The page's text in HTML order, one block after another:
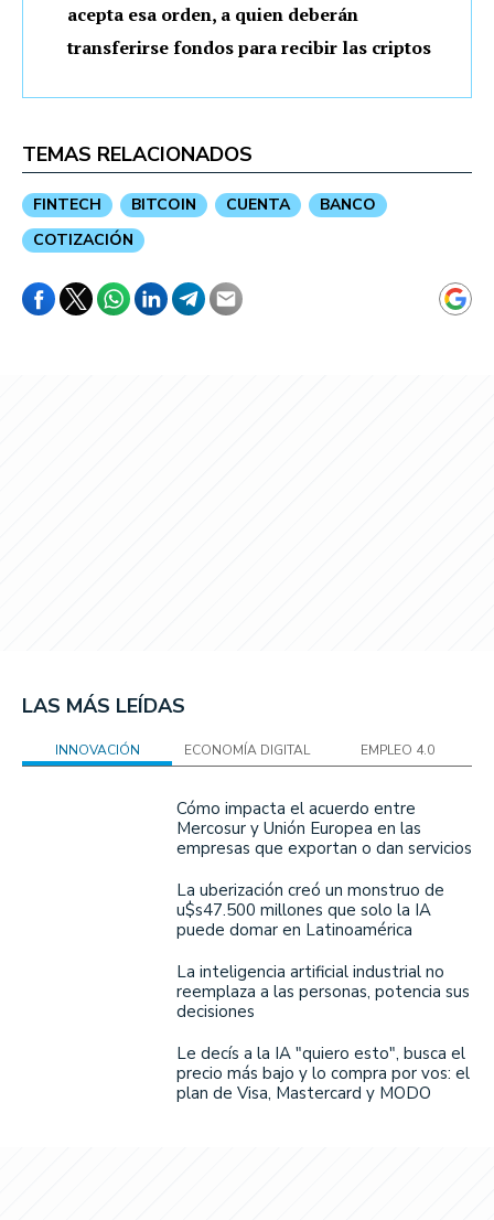
acepta esa orden, a quien deberán
transferirse fondos para recibir las criptos
TEMAS RELACIONADOS
FINTECH BITCOIN CUENTA
BANCO
COTIZACIÓN
LAS MÁS LEÍDAS
INNOVACIÓN ECONOMÍA DIGITAL EMPLEO 4.0
Cómo impacta el acuerdo entre
Mercosur y Unión Europea en las
empresas que exportan o dan servicios
La uberización creó un monstruo de
u$s47.500 millones que solo la IA
puede domar en Latinoamérica
La inteligencia artificial industrial no
reemplaza a las personas, potencia sus
decisiones
Le decís a la IA "quiero esto", busca el
precio más bajo y lo compra por vos: el
plan de Visa, Mastercard y MODO